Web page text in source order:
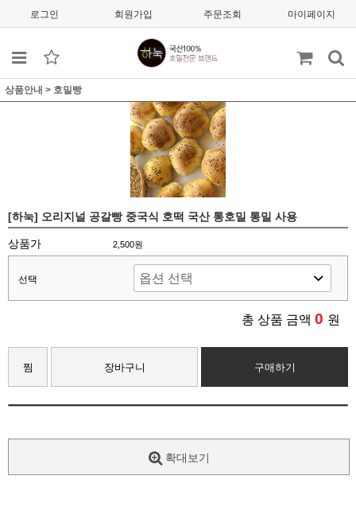
로그인 회원가입 주문조회 마이페이지
상품안내 > 호밀빵
[하눅] 오리지널 공갈빵 중국식 호떡 국산 통호밀 통밀 사용
상품가 2,500원
선택
총 상품 금액 0 원
찜 장바구니 구매하기
확대보기